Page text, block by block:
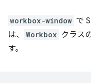
workbox-window で
は、
Workbox クラス
す。